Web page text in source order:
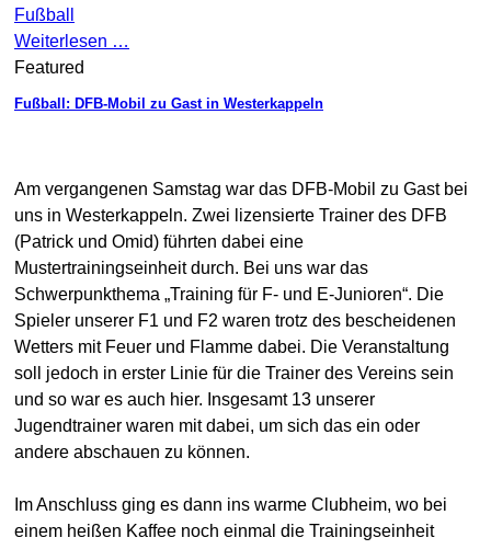
Fußball
Weiterlesen …
Featured
Fußball: DFB-Mobil zu Gast in Westerkappeln
Am vergangenen Samstag war das DFB-Mobil zu Gast bei
uns in Westerkappeln. Zwei lizensierte Trainer des DFB
(Patrick und Omid) führten dabei eine
Mustertrainingseinheit durch. Bei uns war das
Schwerpunkthema „Training für F- und E-Junioren“. Die
Spieler unserer F1 und F2 waren trotz des bescheidenen
Wetters mit Feuer und Flamme dabei. Die Veranstaltung
soll jedoch in erster Linie für die Trainer des Vereins sein
und so war es auch hier. Insgesamt 13 unserer
Jugendtrainer waren mit dabei, um sich das ein oder
andere abschauen zu können.
Im Anschluss ging es dann ins warme Clubheim, wo bei
einem heißen Kaffee noch einmal die Trainingseinheit